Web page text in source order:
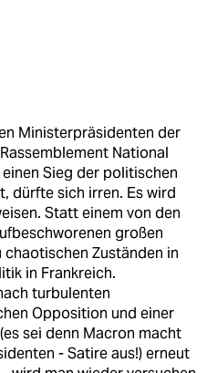
Ministerpräsidenten der
National
Sieg der politischen
dürfte sich irren. Es wird
Statt einem von den
großen
chaotischen Zuständen in
in Frankreich.
turbulenten
Opposition und einer
sei denn Macron macht
- Satire aus!) erneut